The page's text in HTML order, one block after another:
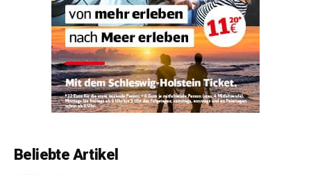
Beliebte Artikel